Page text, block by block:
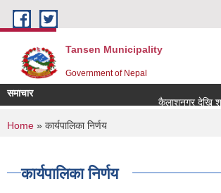
Skip to main content
Tansen Municipality
Government of Nepal
समाचार
You are here
Home » कार्यपालिका निर्णय
कार्यपालिका निर्णय